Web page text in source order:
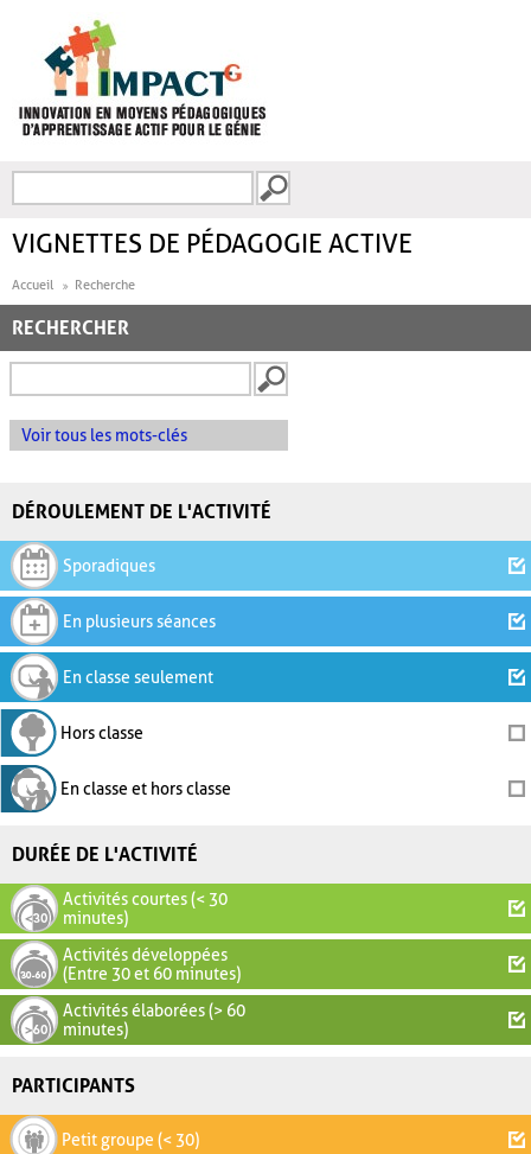
FORMULAIRE DE
VIGNETTES DE PÉDAGOGIE ACTIVE
Accueil Recherche
RECHERCHER
Voir tous les mots-clés
DÉROULEMENT DE L'ACTIVITÉ
Sporadiques
En plusieurs séances
En classe seulement
Hors classe
En classe et hors classe
DURÉE DE L'ACTIVITÉ
Activités courtes (< 30
minutes)
Activités développées
(Entre 30 et 60 minutes)
Activités élaborées (> 60
minutes)
PARTICIPANTS
Petit groupe (< 30)